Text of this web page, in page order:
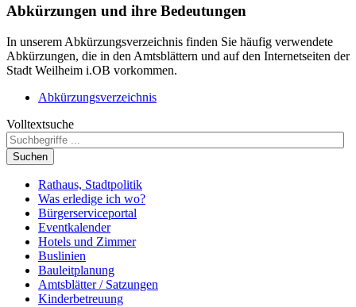
Abkürzungen und ihre Bedeutungen
In unserem Abkürzungsverzeichnis finden Sie häufig verwendete
Abkürzungen, die in den Amtsblättern und auf den Internetseiten der
Stadt Weilheim i.OB vorkommen.
Abkürzungsverzeichnis
Volltextsuche
Suchen
Rathaus, Stadtpolitik
Was erledige ich wo?
Bürgerserviceportal
Eventkalender
Hotels und Zimmer
Buslinien
Bauleitplanung
Amtsblätter / Satzungen
Kinderbetreuung